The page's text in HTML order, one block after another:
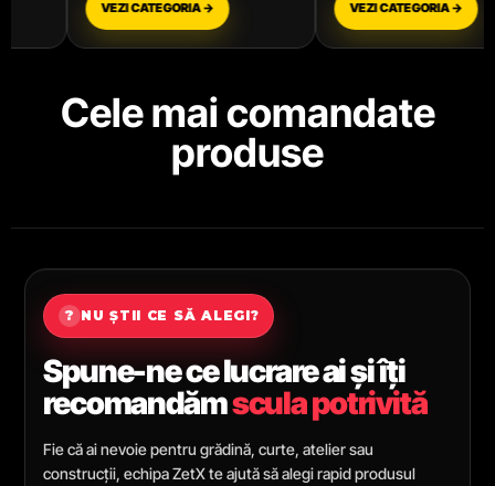
VEZI CATEGORIA → VEZI CATEGORIA →
Cele mai comandate
produse
? NU ȘTII CE SĂ ALEGI?
Spune-ne ce lucrare ai și îți
recomandămscula potrivită
Fie că ai nevoie pentru grădină, curte, atelier sau
construcții, echipa ZetX te ajută să alegi rapid produsul